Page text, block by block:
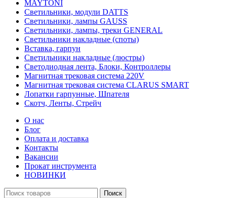
MAYTONI
Светильники, модули DATTS
Светильники, лампы GAUSS
Светильники, лампы, треки GENERAL
Светильники накладные (споты)
Вставка, гарпун
Светильники накладные (люстры)
Светодиодная лента, Блоки, Контроллеры
Магнитная трековая система 220V
Магнитная трековая система CLARUS SMART
Лопатки гарпунные, Шпателя
Скотч, Ленты, Стрейч
О нас
Блог
Оплата и доставка
Контакты
Вакансии
Прокат инструмента
НОВИНКИ
Поиск